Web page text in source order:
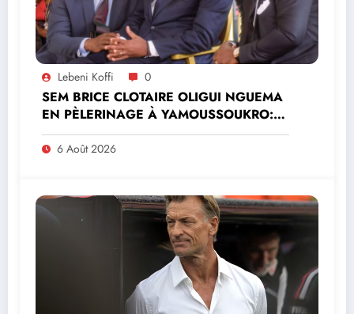
Lebeni Koffi 0
SEM BRICE CLOTAIRE OLIGUI NGUEMA
EN PÈLERINAGE À YAMOUSSOUKRO:LE
MINISTRE PAULIN CLAUDE DANHO
PREND PART À LA CÉRÉMONIE
6 Août 2026